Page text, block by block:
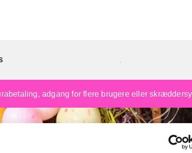
Danmarks gaveportal nr. 1
adgang for flere brugere eller